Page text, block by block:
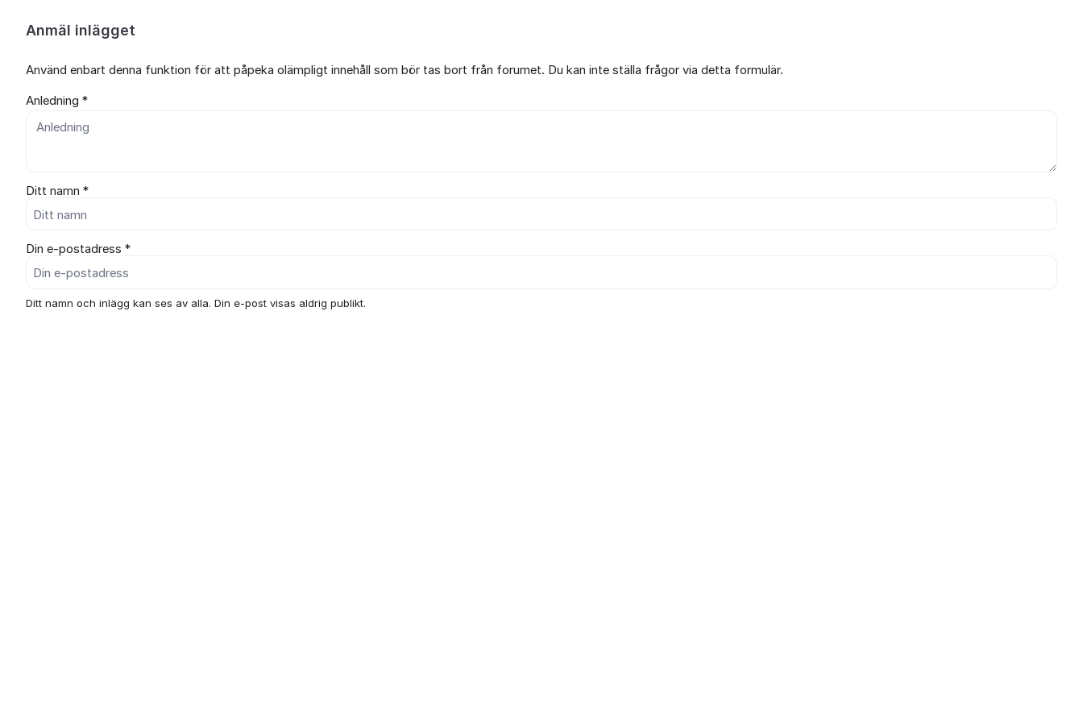
Anmäl inlägget
Använd enbart denna funktion för att påpeka olämpligt innehåll som bör tas bort från forumet. Du kan inte ställa frågor via detta formulär.
Anledning *
Ditt namn *
Din e-postadress *
Ditt namn och inlägg kan ses av alla. Din e-post visas aldrig publikt.